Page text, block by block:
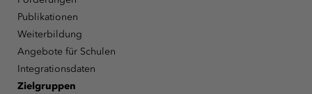
Publikationen
Weiterbildung
Angebote für Schulen
Integrationsdaten
Zielgruppen